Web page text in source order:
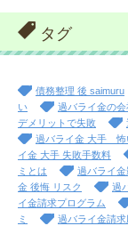
タグ
債務整理 後 saimuru
い
過バライ金の会
デメリットで失敗
過バライ金 大手 怖
イ金 大手 失敗手数料
ミとは
過バライ金
金 後悔 リスク
過
イ金請求プログラム
ミ
過バライ金請